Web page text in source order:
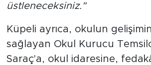
üstleneceksiniz."
Küpeli ayrıca, okulun
sağlayan Okul Kurucu
Saraç'a, okul idaresine,